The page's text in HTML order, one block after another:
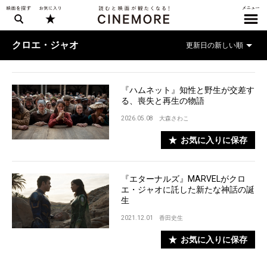
クロエ・ジャオ
『ハムネット』知性と野生が交差す
る、喪失と再生の物語
2026.05.08 大森さわこ
お気に入りに保存
『エターナルズ』MARVELがクロ
エ・ジャオに託した新たな神話の誕
生
2021.12.01 香田史生
お気に入りに保存